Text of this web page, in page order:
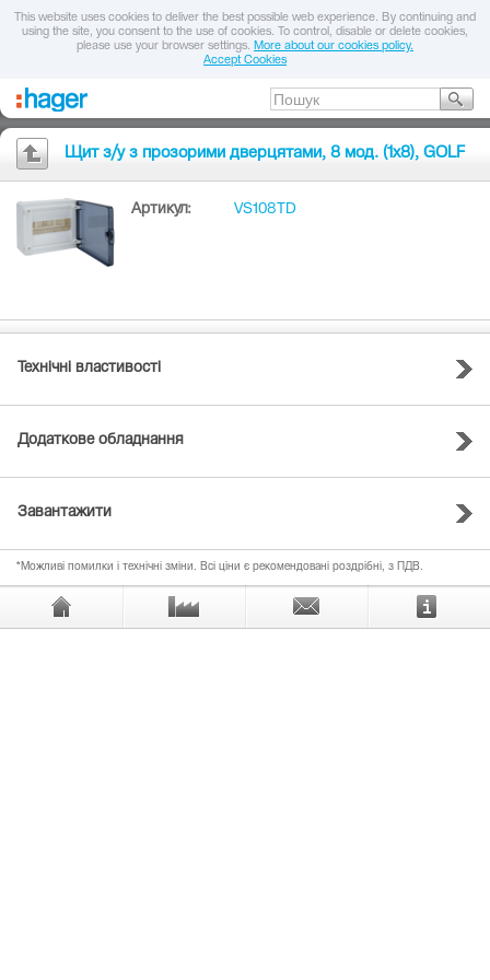
This website uses cookies to deliver the best possible web experience. By continuing and
using the site, you consent to the use of cookies. To control, disable or delete cookies,
please use your browser settings. More about our cookies policy.
Accept Cookies
Щит з/у з прозорими дверцятами, 8 мод. (1х8), GOLF
Артикул: VS108TD
Технічні властивості
Додаткове обладнання
Завантажити
*Можливі помилки і технічні зміни. Всі ціни є рекомендовані роздрібні, з ПДВ.